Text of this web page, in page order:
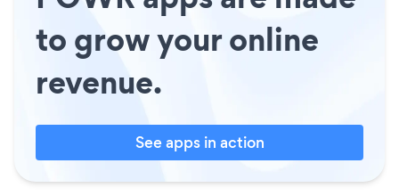
to grow your online
revenue.
See apps in action